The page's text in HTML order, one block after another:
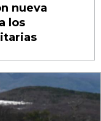
nueva
los